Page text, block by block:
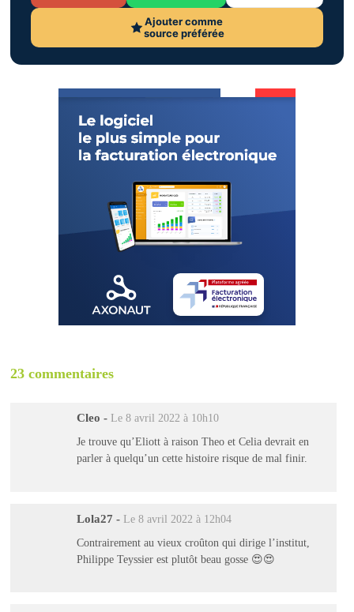
Ajouter comme
source préférée
23 commentaires
Cleo - Le 8 avril 2022 à 10h10
Je trouve qu’Eliott à raison Theo et Celia devrait en
parler à quelqu’un cette histoire risque de mal finir.
Lola27 - Le 8 avril 2022 à 12h04
Contrairement au vieux croûton qui dirige l’institut,
Philippe Teyssier est plutôt beau gosse 😍😍